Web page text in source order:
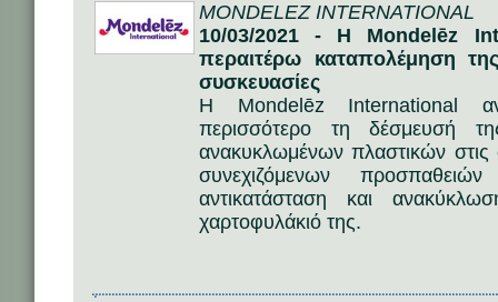
MONDELEZ INTERNATIONAL
10/03/2021 - Η Mondelēz
περαιτέρω καταπολέμηση
συσκευασίες
Η Mondelēz International
περισσότερο τη δέσμευσή
ανακυκλωμένων πλαστικών
συνεχιζόμενων
αντικατάσταση και
χαρτοφυλάκιό της.